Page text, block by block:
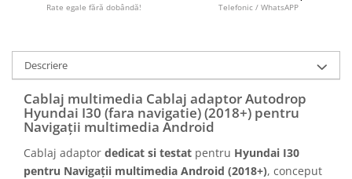
Camere marșarier auto
Camere Skoda
Camere Volkswagen
Camere Mercedes Benz
Rate egale fără dobândă! Telefonic / WhatsAPP
Descriere
Cablaj multimedia Cablaj adaptor Autodrop
Hyundai I30 (fara navigatie) (2018+) pentru
Navigații multimedia Android
Cablaj adaptor dedicat si testat pentru Hyundai I30
pentru Navigații multimedia Android (2018+), conceput